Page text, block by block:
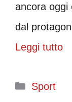
ancora oggi
dal
Leggi tutto
Categorie
Sport